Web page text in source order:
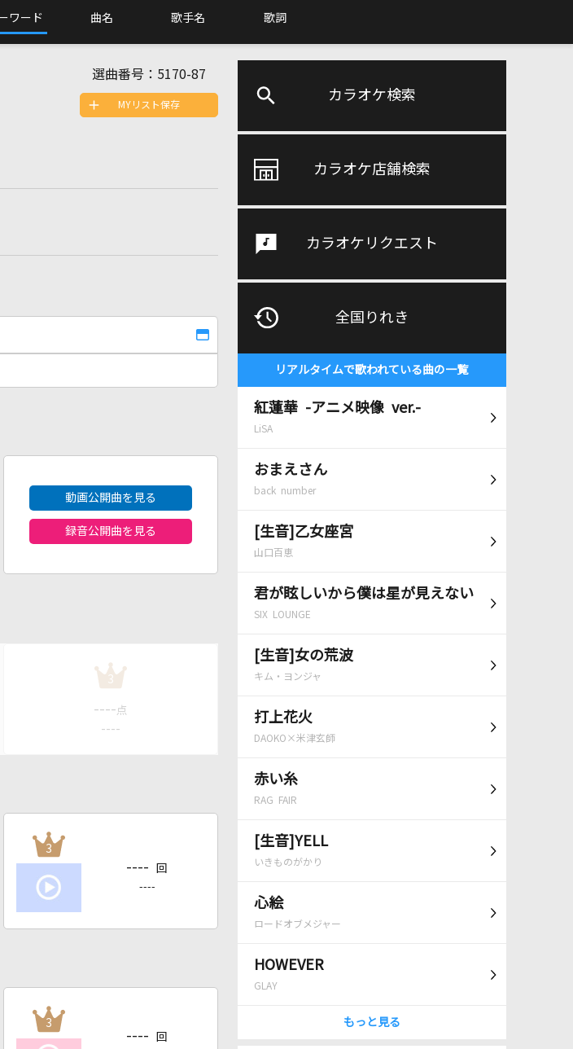
ワード 曲名 歌手名 歌詞
カラオケ検索
カラオケ店舗検索
カラオケリクエスト
全国りれき
リアルタイムで歌われている曲の一覧
紅蓮華 -アニメ映像 ver.-
LiSA
おまえさん
back number
[生音]乙女座宮
山口百恵
君が眩しいから僕は星が見えない
SIX LOUNGE
[生音]女の荒波
キム・ヨンジャ
打上花火
DAOKO×米津玄師
赤い糸
RAG FAIR
[生音]YELL
いきものがかり
心絵
ロードオブメジャー
HOWEVER
GLAY
もっと見る
選曲番号： 5170-87
MYリスト保存
動画公開曲を見る
録音公開曲を見る
3
---- 点
----
3
---- 回
----
3
---- 回